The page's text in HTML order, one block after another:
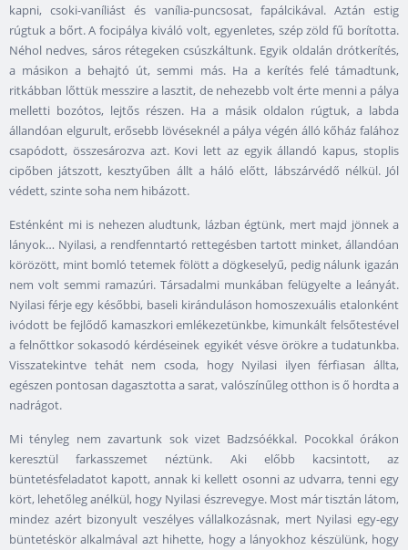
kapni, csoki-vaníliást és vanília-puncsosat, fapálcikával. Aztán estig
rúgtuk a bőrt. A focipálya kiváló volt, egyenletes, szép zöld fű borította.
Néhol nedves, sáros rétegeken csúszkáltunk. Egyik oldalán drótkerítés,
a másikon a behajtó út, semmi más. Ha a kerítés felé támadtunk,
ritkábban lőttük messzire a lasztit, de nehezebb volt érte menni a pálya
melletti bozótos, lejtős részen. Ha a másik oldalon rúgtuk, a labda
állandóan elgurult, erősebb lövéseknél a pálya végén álló kőház falához
csapódott, összesározva azt. Kovi lett az egyik állandó kapus, stoplis
cipőben játszott, kesztyűben állt a háló előtt, lábszárvédő nélkül. Jól
védett, szinte soha nem hibázott.
Esténként mi is nehezen aludtunk, lázban égtünk, mert majd jönnek a
lányok… Nyilasi, a rendfenntartó rettegésben tartott minket, állandóan
körözött, mint bomló tetemek fölött a dögkeselyű, pedig nálunk igazán
nem volt semmi ramazúri. Társadalmi munkában felügyelte a leányát.
Nyilasi férje egy későbbi, baseli kiránduláson homoszexuális etalonként
ivódott be fejlődő kamaszkori emlékezetünkbe, kimunkált felsőtestével
a felnőttkor sokasodó kérdéseinek egyikét vésve örökre a tudatunkba.
Visszatekintve tehát nem csoda, hogy Nyilasi ilyen férfiasan állta,
egészen pontosan dagasztotta a sarat, valószínűleg otthon is ő hordta a
nadrágot.
Mi tényleg nem zavartunk sok vizet Badzsóékkal. Pocokkal órákon
keresztül farkasszemet néztünk. Aki előbb kacsintott, az
büntetésfeladatot kapott, annak ki kellett osonni az udvarra, tenni egy
kört, lehetőleg anélkül, hogy Nyilasi észrevegye. Most már tisztán látom,
mindez azért bizonyult veszélyes vállalkozásnak, mert Nyilasi egy-egy
büntetéskör alkalmával azt hihette, hogy a lányokhoz készülünk, hogy